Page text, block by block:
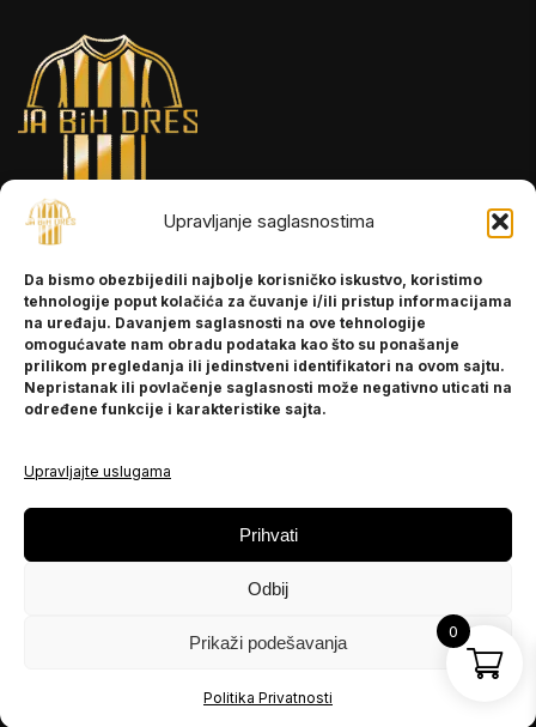
Upravljanje saglasnostima
Da bismo obezbijedili najbolje korisničko iskustvo, koristimo
tehnologije poput kolačića za čuvanje i/ili pristup informacijama
na uređaju. Davanjem saglasnosti na ove tehnologije
omogućavate nam obradu podataka kao što su ponašanje
prilikom pregledanja ili jedinstveni identifikatori na ovom sajtu.
Nepristanak ili povlačenje saglasnosti može negativno uticati na
određene funkcije i karakteristike sajta.
Upravljajte uslugama
Prihvati
Odbij
Prikaži podešavanja
Politika Privatnosti
INFORMACIJE
O nama
Kontakt
POMOĆ
Politika privatnosti
PRATITE NAS
Instagram
0